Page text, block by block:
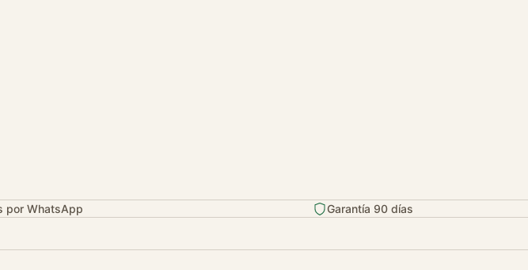
por WhatsApp Garantía 90 días